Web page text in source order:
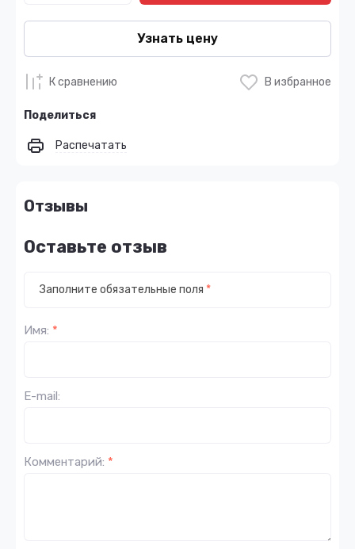
Узнать цену
К сравнению В избранное
Поделиться
Распечатать
Отзывы
Оставьте отзыв
Заполните обязательные поля *
Имя: *
E-mail:
Комментарий: *